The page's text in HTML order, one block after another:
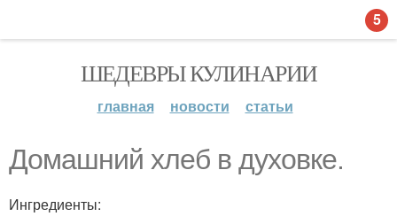
ШЕДЕВРЫ КУЛИНАРИИ
главная новости статьи
Домашний хлеб в духовке.
Ингредиенты:
5